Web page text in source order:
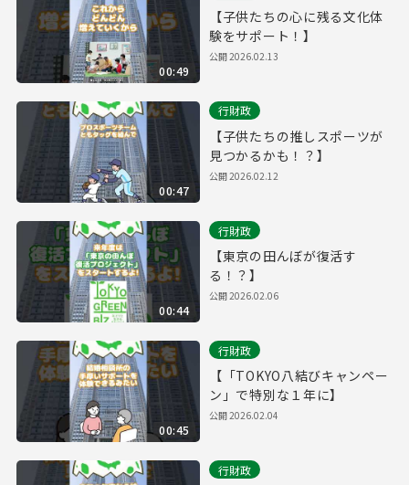
00:49
【子供たちの心に残る文化体
験をサポート！】
公開2026.02.13
00:47
行財政
【子供たちの推しスポーツが
見つかるかも！？】
公開2026.02.12
00:44
行財政
【東京の田んぼが復活す
る！？】
公開2026.02.06
00:45
行財政
【「TOKYO八結びキャンペー
ン」で特別な１年に】
公開2026.02.04
行財政